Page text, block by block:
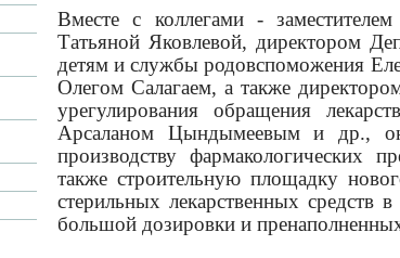
Вместе с коллегами -
Татьяной Яковлевой, директором
детям и службы родовспоможения
Олегом Салагаем, а также
урегулирования обращения
Арсаланом Цындымеевым и др.,
производству фармакологических
также строительную площадку
стерильных лекарственных
большой дозировки и